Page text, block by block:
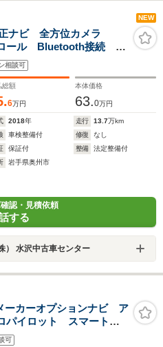
NEW
ナビ 全方位カメラ
ール Bluetooth接続
ームミラー 1年間走行
相談可
総額
6万円
本体価格
63.0万円
2018年 走行 13.7万km
車検整備付 修復
なし
保証付 整備
法定整備付
岩手県奥州市
認・見積依頼
する
） 水沢中古車センター
カーオプションナビ ア
パイロット スマートル
テアリングヒーター
可